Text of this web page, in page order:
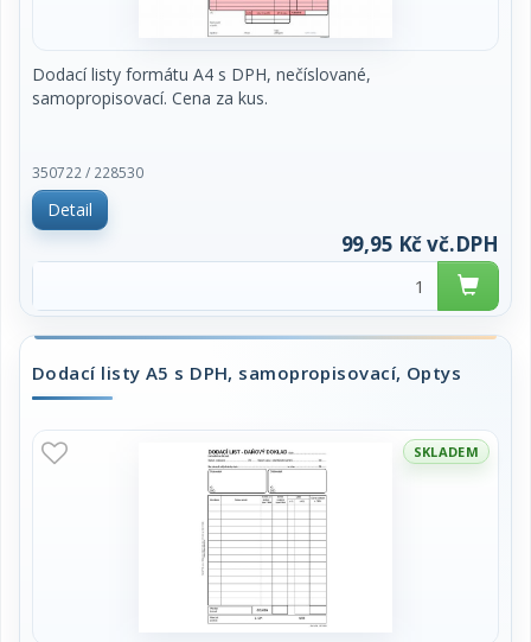
Dodací listy formátu A4 s DPH, nečíslované,
samopropisovací. Cena za kus.
350722 / 228530
Detail
99,95 Kč vč.DPH
Dodací listy A5 s DPH, samopropisovací, Optys
SKLADEM